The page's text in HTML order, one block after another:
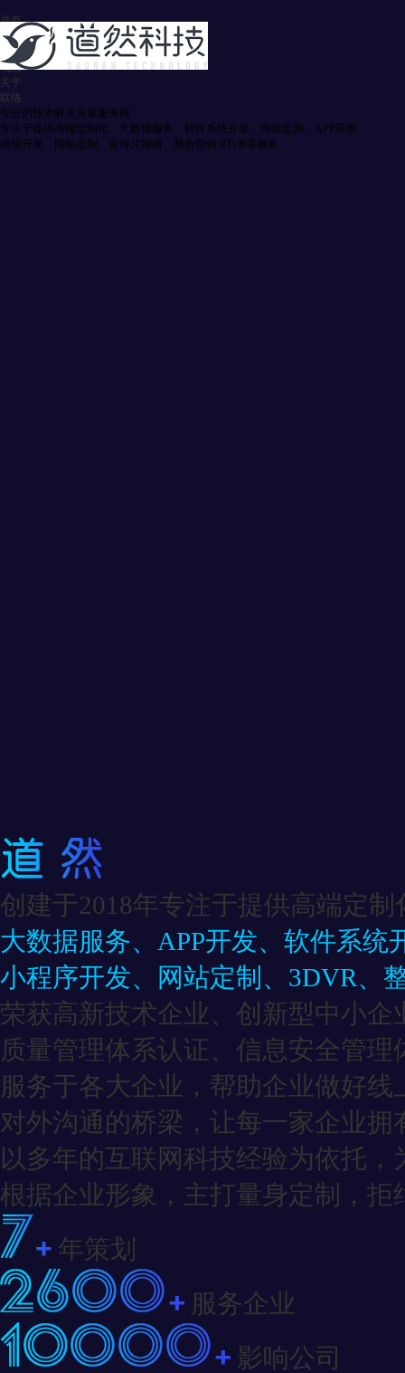
首页
服务
案例
动态
关于
联络
专业的技术解决方案服务商
专注于提供高端定制化、大数据服务、软件系统开发、舆情监测、APP开发
微信开发、网站定制、宣传片拍摄、整合营销3DVR等服务
创建于2018年专注于提供高端定制
大数据服务、APP开发、软件系统
小程序开发、网站定制、3DVR、
荣获高新技术企业、创新型中小
质量管理体系认证、信息安全管
服务于各大企业，帮助企业做好线
对外沟通的桥梁，让每一家企业拥
以多年的互联网科技经验为依托
根据企业形象，主打量身定制，
年策划
服务企业
影响公司